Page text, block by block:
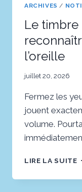
ARCHIVES /
Le timbre
l’oreille
juillet 20, 2026
Fermez les
jouent
volume.
LIRE LA SUITE
: